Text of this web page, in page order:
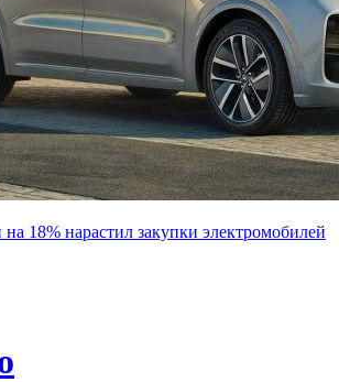
18% нарастил закупки электромобилей